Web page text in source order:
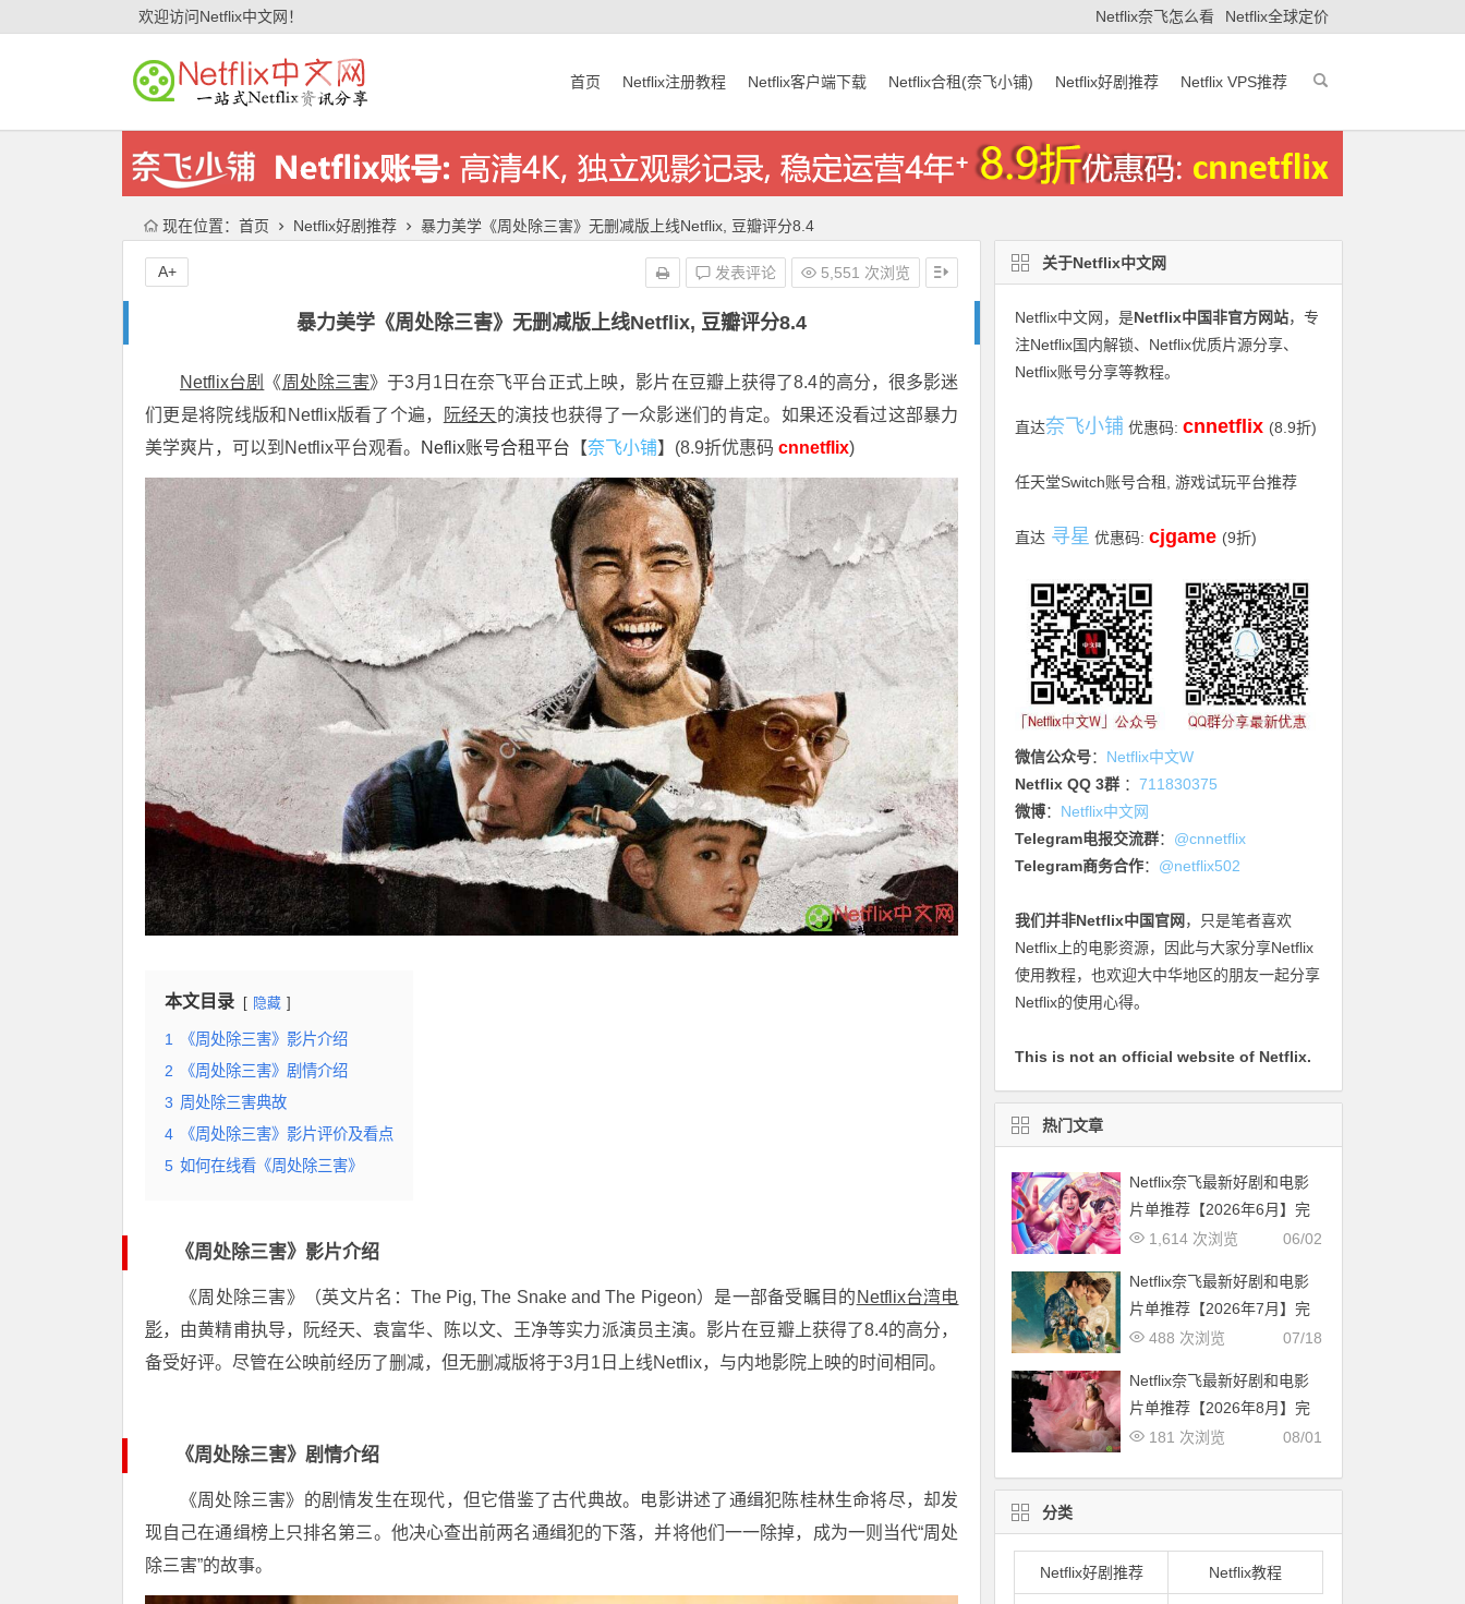
欢迎访问Netflix中文网！ Netflix奈飞怎么看 Netflix全球定价
首页 Netflix注册教程 Netflix客户端下载 Netflix合租(奈飞小铺) Netflix好剧推荐 Netflix VPS推荐
现在位置： 首页 Netflix好剧推荐 暴力美学《周处除三害》无删减版上线Netflix, 豆瓣评分8.4
暴力美学《周处除三害》无删减版上线Netflix, 豆瓣评分8.4
发表评论 5,551 次浏览
A+
Netflix台剧 《周处除三害》于3月1日在奈飞平台正式上映，影片在豆瓣上获得了8.4的高分，很多影迷
们更是将院线版和Netflix版看了个遍，
阮经天的演技也获得了一众影迷们的肯定。如果还没看过这部暴力
美学爽片，可以到Netflix平台观看。
Neflix账号合租平台 【奈飞小铺】(8.9折优惠码 cnnetflix)
本文目录 隐藏
1
《周处除三害》影片介绍
2
《周处除三害》剧情介绍
3 周处除三害典故
4
《周处除三害》影片评价及看点
5 如何在线看《周处除三害》
《周处除三害》影片介绍
《周处除三害》（英文片名：The Pig, The Snake and The Pigeon）是一部备受瞩目的 Netflix台湾电
影，由黄精甫执导，阮经天、袁富华、陈以文、王净等实力派演员主演。影片在豆瓣上获得了8.4的高分，
备受好评。尽管在公映前经历了删减，但无删减版将于3月1日上线Netflix，与内地影院上映的时间相同。
《周处除三害》剧情介绍
《周处除三害》的剧情发生在现代，但它借鉴了古代典故。电影讲述了通缉犯陈桂林生命将尽，却发
现自己在通缉榜上只排名第三。他决心查出前两名通缉犯的下落，并将他们一一除掉，成为一则当代“周处
除三害”的故事。
关于Netflix中文网
Netflix中文网 ，是Netflix中国非官方网站，专
注Netflix国内解锁、Netflix优质片源分享、
Netflix账号分享等教程。
直达奈飞小铺 优惠码: cnnetflix (8.9折)
任天堂Switch账号合租, 游戏试玩平台推荐
直达寻星 优惠码: cjgame (9折)
微信公众号： Netflix中文W
Netflix QQ 3群 ： 711830375
微博： Netflix中文网
Telegram电报交流群： @cnnetflix
Telegram商务合作： @netflix502
我们并非Netflix中国官网 ，只是笔者喜欢
Netflix上的电影资源，因此与大家分享Netflix
使用教程，也欢迎大中华地区的朋友一起分享
Netflix的使用心得。
This is not an official website of Netflix.
热门文章
Netflix奈飞最新好剧和电影
片单推荐【2026年6月】完
整片单
06/02
1,614 次浏览
Netflix奈飞最新好剧和电影
片单推荐【2026年7月】完
整片单
07/18
488 次浏览
Netflix奈飞最新好剧和电影
片单推荐【2026年8月】完
整片单
08/01
181 次浏览
分类
Netflix好剧推荐 Netflix教程